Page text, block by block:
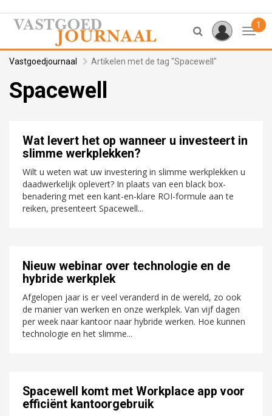
1
Vastgoedjournaal Artikelen met de tag "Spacewell"
Spacewell
Wat levert het op wanneer u investeert in
slimme werkplekken?
Wilt u weten wat uw investering in slimme werkplekken u
daadwerkelijk oplevert? In plaats van een black box-
benadering met een kant-en-klare ROI-formule aan te
reiken, presenteert Spacewell...
Nieuw webinar over technologie en de
hybride werkplek
Afgelopen jaar is er veel veranderd in de wereld, zo ook
de manier van werken en onze werkplek. Van vijf dagen
per week naar kantoor naar hybride werken. Hoe kunnen
technologie en het slimme...
Spacewell komt met Workplace app voor
efficiënt kantoorgebruik